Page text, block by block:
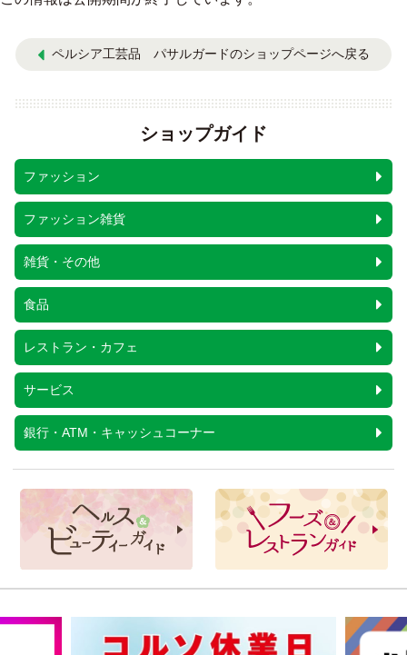
ペルシア工芸品 パサルガードのショップページへ戻る
ショップガイド
ファッション
ファッション雑貨
雑貨・その他
食品
レストラン・カフェ
サービス
銀行・ATM・キャッシュコーナー